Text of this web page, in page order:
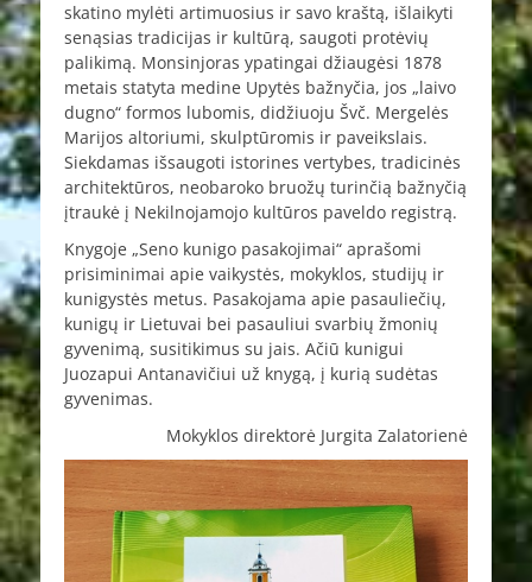
skatino mylėti artimuosius ir savo kraštą, išlaikyti
senąsias tradicijas ir kultūrą, saugoti protėvių
palikimą. Monsinjoras ypatingai džiaugėsi 1878
metais statyta medine Upytės bažnyčia, jos „laivo
dugno“ formos lubomis, didžiuoju Švč. Mergelės
Marijos altoriumi, skulptūromis ir paveikslais.
Siekdamas išsaugoti istorines vertybes, tradicinės
architektūros, neobaroko bruožų turinčią bažnyčią
įtraukė į Nekilnojamojo kultūros paveldo registrą.
Knygoje „Seno kunigo pasakojimai“ aprašomi
prisiminimai apie vaikystės, mokyklos, studijų ir
kunigystės metus. Pasakojama apie pasauliečių,
kunigų ir Lietuvai bei pasauliui svarbių žmonių
gyvenimą, susitikimus su jais. Ačiū kunigui
Juozapui Antanavičiui už knygą, į kurią sudėtas
gyvenimas.
Mokyklos direktorė Jurgita Zalatorienė